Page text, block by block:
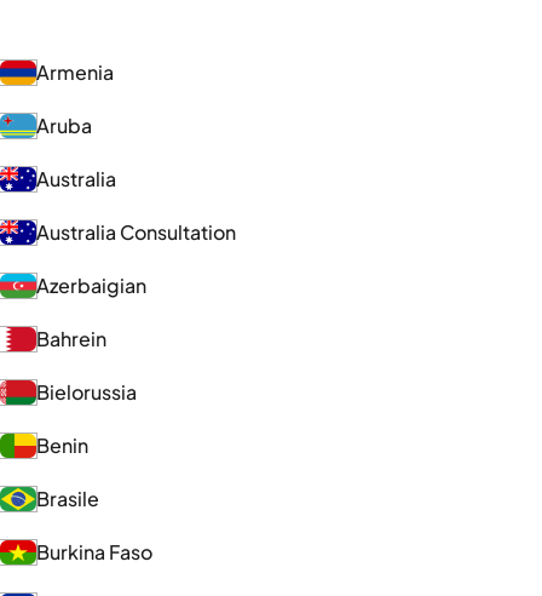
Armenia
Aruba
Australia
Australia Consultation
Azerbaigian
Bahrein
Bielorussia
Benin
Brasile
Burkina Faso